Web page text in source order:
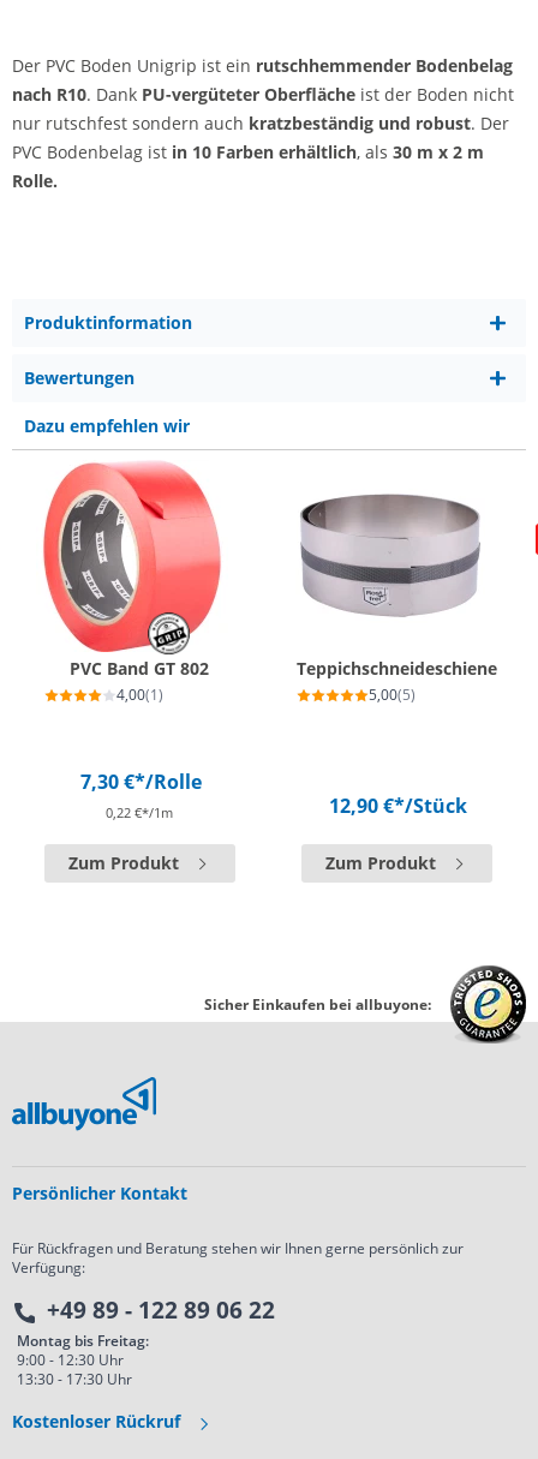
Der PVC Boden Unigrip ist ein rutschhemmender Bodenbelag
nach R10. Dank PU-vergüteter Oberfläche ist der Boden nicht
nur rutschfest sondern auch kratzbeständig und robust. Der
PVC Bodenbelag ist in 10 Farben erhältlich, als 30 m x 2 m
Rolle.
Produktinformation
Bewertungen
Dazu empfehlen wir
PVC Band GT 802
4,00(1)
7,30 €*/Rolle
0,22 €*/1m
Zum Produkt
Teppichschneideschiene
5,00(5)
12,90 €*/Stück
Zum Produkt
Sicher Einkaufen bei allbuyone:
Persönlicher Kontakt
Für Rückfragen und Beratung stehen wir Ihnen gerne persönlich zur
Verfügung:
+49 89 - 122 89 06 22
Montag bis Freitag:
9:00 - 12:30 Uhr
13:30 - 17:30 Uhr
Kostenloser Rückruf